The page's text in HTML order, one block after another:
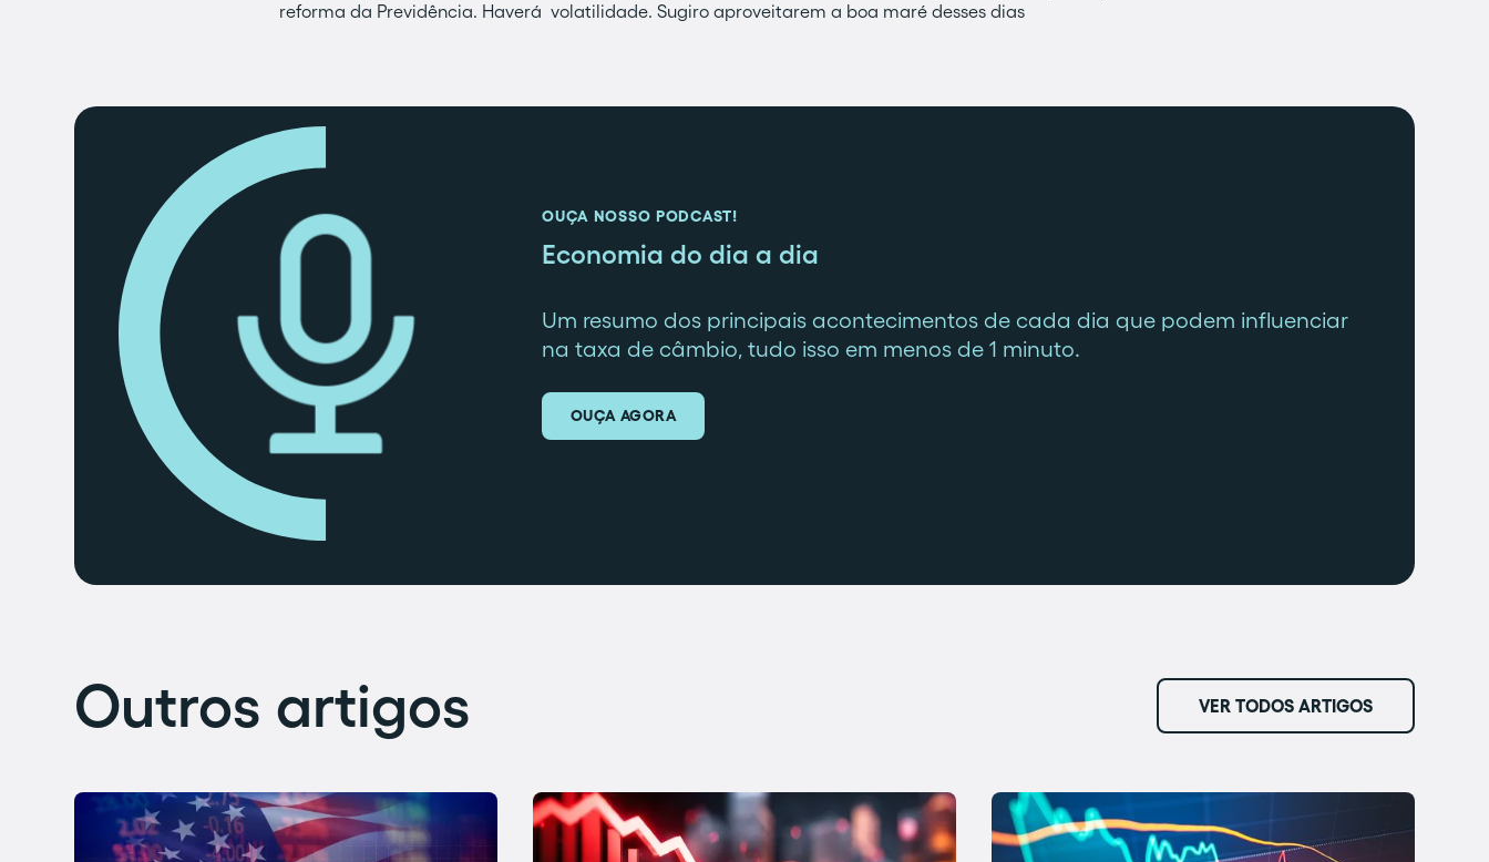
reforma da Previdência. Haverá volatilidade. Sugiro aproveitarem a boa maré desses dias
OUÇA NOSSO PODCAST!
Economia do dia a dia
Um resumo dos principais acontecimentos de cada dia que podem influenciar
na taxa de câmbio, tudo isso em menos de 1 minuto.
OUÇA AGORA
Outros artigos VER TODOS ARTIGOS